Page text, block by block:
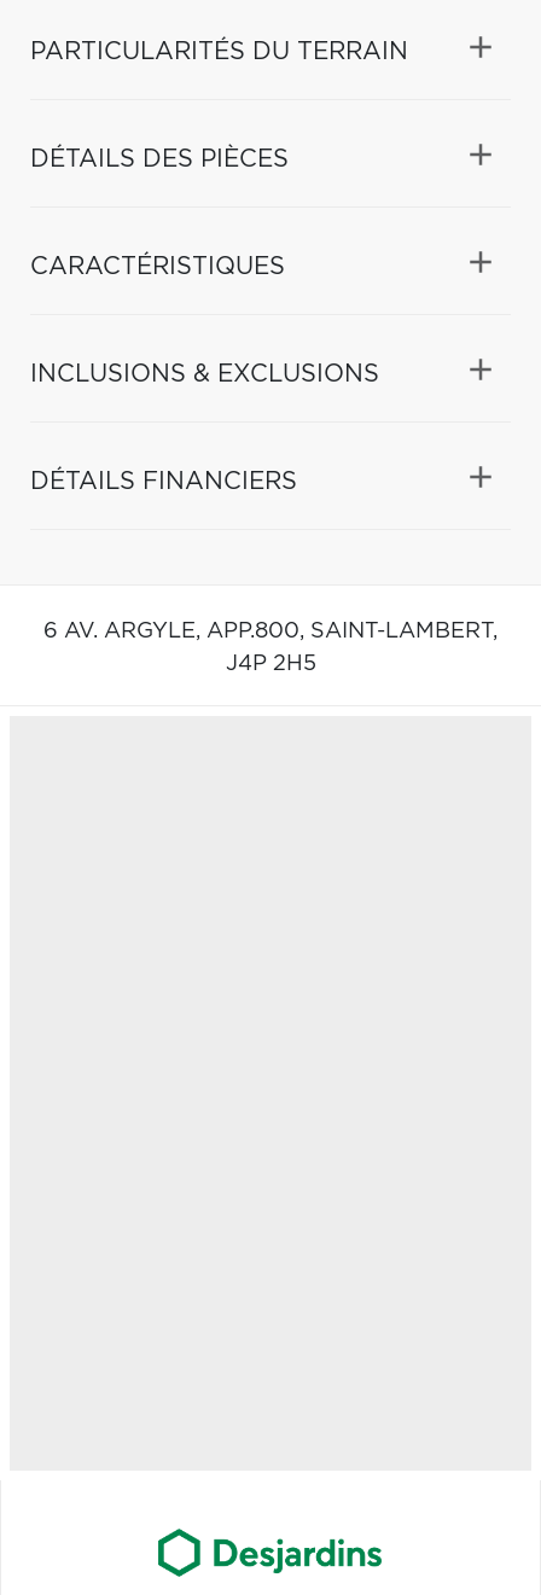
PARTICULARITÉS DU TERRAIN
DÉTAILS DES PIÈCES
CARACTÉRISTIQUES
INCLUSIONS & EXCLUSIONS
DÉTAILS FINANCIERS
6 AV. ARGYLE, APP.800, SAINT-LAMBERT,
J4P 2H5